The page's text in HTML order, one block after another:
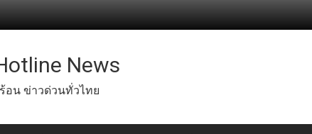
News
อน ข่าวด่วนทั่วไทย